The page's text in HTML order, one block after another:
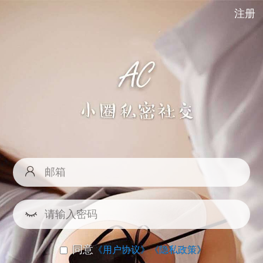
注册
同意《用户协议》《隐私政策》